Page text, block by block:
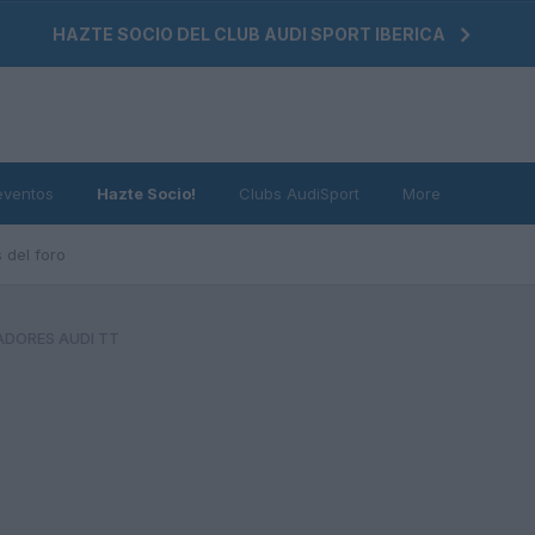
HAZTE SOCIO DEL CLUB AUDI SPORT IBERICA
del foro
Hazte Socio! Clubs AudiSport More